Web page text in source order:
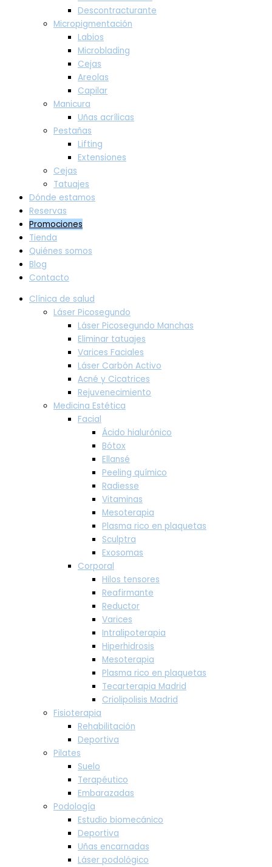
Descontracturante
Micropigmentación
Labios
Microblading
Cejas
Areolas
Capilar
Manicura
Uñas acrílicas
Pestañas
Lifting
Extensiones
Cejas
Tatuajes
Dónde estamos
Reservas
Promociones
Tienda
Quiénes somos
Blog
Contacto
Clínica de salud
Láser Picosegundo
Láser Picosegundo Manchas
Eliminar tatuajes
Varices Faciales
Láser Carbón Activo
Acné y Cicatrices
Rejuvenecimiento
Medicina Estética
Facial
Ácido hialurónico
Bótox
Ellansé
Peeling químico
Radiesse
Vitaminas
Mesoterapia
Plasma rico en plaquetas
Sculptra
Exosomas
Corporal
Hilos tensores
Reafirmante
Reductor
Varices
Intralipoterapia
Hiperhidrosis
Mesoterapia
Plasma rico en plaquetas
Tecarterapia Madrid
Criolipolisis Madrid
Fisioterapia
Rehabilitación
Deportiva
Pilates
Suelo
Terapéutico
Embarazadas
Podología
Estudio biomecánico
Deportiva
Uñas encarnadas
Láser podológico